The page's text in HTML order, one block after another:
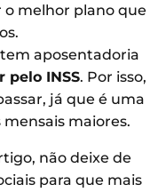
o melhor plano que
aposentadoria
pelo INSS. Por isso,
já que é uma
maiores.
não deixe de
para que mais